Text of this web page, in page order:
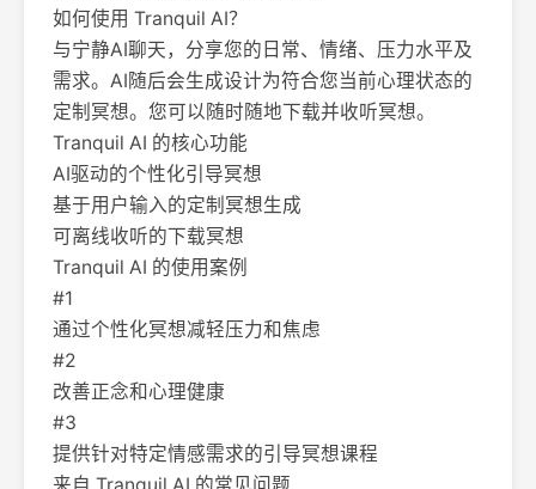
如何使用 Tranquil AI？
与宁静AI聊天，分享您的日常、情绪、压力水平及
需求。AI随后会生成设计为符合您当前心理状态的
定制冥想。您可以随时随地下载并收听冥想。
Tranquil AI 的核心功能
AI驱动的个性化引导冥想
基于用户输入的定制冥想生成
可离线收听的下载冥想
Tranquil AI 的使用案例
#1
通过个性化冥想减轻压力和焦虑
#2
改善正念和心理健康
#3
提供针对特定情感需求的引导冥想课程